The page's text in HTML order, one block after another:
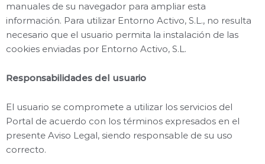
manuales de su navegador para ampliar esta
información. Para utilizar Entorno Activo, S.L., no resulta
necesario que el usuario permita la instalación de las
cookies enviadas por Entorno Activo, S.L.
Responsabilidades del usuario
El usuario se compromete a utilizar los servicios del
Portal de acuerdo con los términos expresados en el
presente Aviso Legal, siendo responsable de su uso
correcto.